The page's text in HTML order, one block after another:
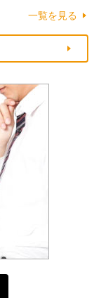
一覧を見る